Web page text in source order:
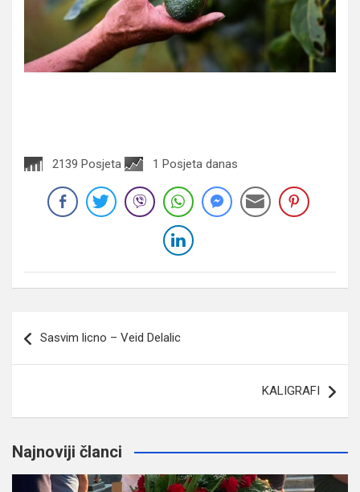
2139 Posjeta 1 Posjeta danas
članaka
Sasvim licno – Veid Delalic
KALIGRAFI
Najnoviji članci